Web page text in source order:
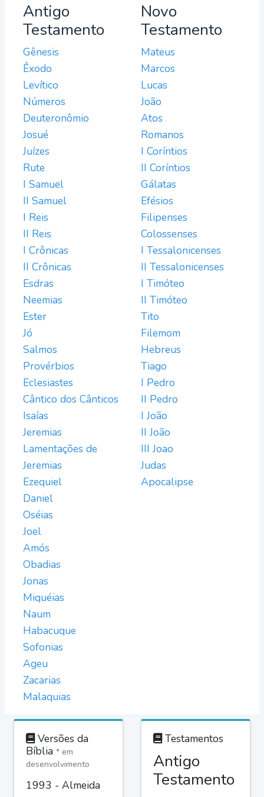
Antigo
Testamento
Gênesis
Êxodo
Levítico
Números
Deuteronômio
Josué
Juízes
Rute
I Samuel
II Samuel
I Reis
II Reis
I Crônicas
II Crônicas
Esdras
Neemias
Ester
Jó
Salmos
Provérbios
Eclesiastes
Cântico dos Cânticos
Isaías
Jeremias
Lamentações de
Jeremias
Ezequiel
Daniel
Oséias
Joel
Amós
Obadias
Jonas
Miquéias
Naum
Habacuque
Sofonias
Ageu
Zacarias
Malaquias
Novo
Testamento
Mateus
Marcos
Lucas
João
Atos
Romanos
I Coríntios
II Coríntios
Gálatas
Efésios
Filipenses
Colossenses
I Tessalonicenses
II Tessalonicenses
I Timóteo
II Timóteo
Tito
Filemom
Hebreus
Tiago
I Pedro
II Pedro
I João
II João
III Joao
Judas
Apocalipse
Versões da
Bíblia * em
desenvolvimento
1993 - Almeida
Testamentos
Antigo
Testamento